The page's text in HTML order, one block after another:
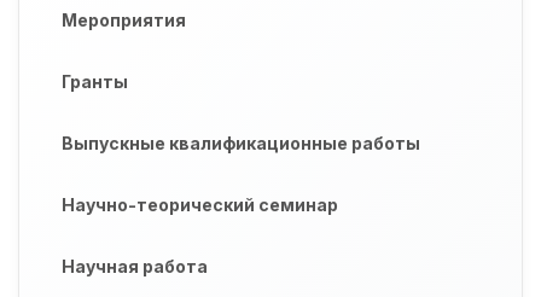
Мероприятия
Гранты
Выпускные квалификационные работы
Научно-теорический семинар
Научная работа